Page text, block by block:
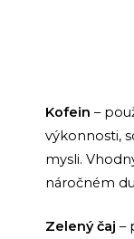
Kofein –
výkonnosti,
mysli.
náročném
Zelený čaj –